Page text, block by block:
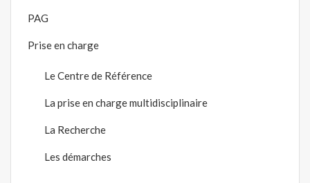
PAG
Prise en charge
Le Centre de Référence
La prise en charge multidisciplinaire
La Recherche
Les démarches